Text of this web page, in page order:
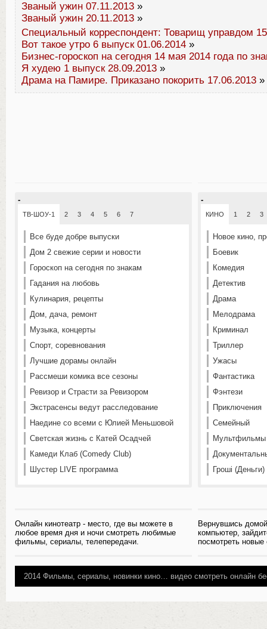
Званый ужин 07.11.2013 »
Званый ужин 20.11.2013 »
Специальный корреспондент: Товарищ управдом
Вот такое утро 6 выпуск 01.06.2014 »
Бизнес-гороскоп на сегодня 14 мая 2014 года по
Я худею 1 выпуск 28.09.2013 »
Драма на Памире. Приказано покорить 17.06.2013 »
-
ТВ-ШОУ-1 2 3 4 5 6 7
Все буде добре выпуски
Дом 2 свежие серии и новости
Гороскоп на сегодня по знакам
Гадания на любовь
Кулинария, рецепты
Дом, дача, ремонт
Музыка, концерты
Спорт, соревнования
Лучшие дорамы онлайн
Рассмеши комика все сезоны
Ревизор и Страсти за Ревизором
Экстрасенсы ведут расследование
Наедине со всеми с Юлией Меньшовой
Светская жизнь с Катей Осадчей
Камеди Клаб (Comedy Club)
Шустер LIVE программа
Онлайн кинотеатр - место, где вы можете в
любое время дня и ночи смотреть любимые
фильмы, сериалы, телепередачи.
-
КИНО 1 2 3
Новое кино,
Боевик
Комедия
Детектив
Драма
Мелодрама
Криминал
Триллер
Ужасы
Фантастика
Фэнтези
Приключения
Семейный
Мультфильмы
Гроші
Вернувшись
компьютер,
посмотреть
2014 Фильмы, сериалы, новинки кино… видео смотреть онлайн